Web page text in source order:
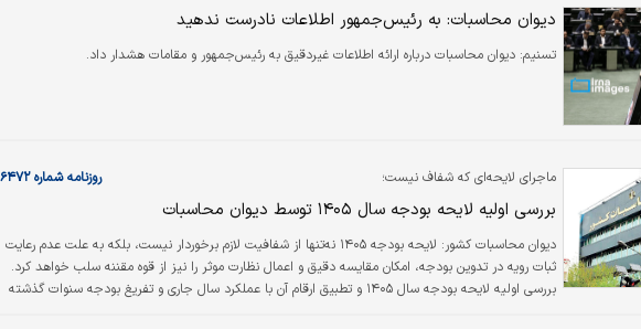
دیوان محاسبات: به رئیس‌جمهور اطلاعات نادرست ندهید
تسنیم: دیوان محاسبات درباره ارائه اطلاعات غیردقیق به رئیس‌جمهور و مقامات هشدار داد.
ماجرای لایحه‌ای که شفاف نیست؛ روزنامه شماره ۶۴۷۲
بررسی اولیه لایحه بودجه سال ۱۴۰۵ توسط دیوان محاسبات
دیوان محاسبات کشور: لایحه بودجه ۱۴۰۵ نه‌تنها از شفافیت لازم برخوردار نیست، بلکه به علت عدم رعایت
ثبات رویه در تدوین بودجه، امکان مقایسه دقیق و اعمال نظارت موثر را نیز از قوه مقننه سلب خواهد کرد.
بررسی اولیه لایحه بودجه سال ۱۴۰۵ و تطبیق ارقام آن با عملکرد سال جاری و تفریغ بودجه سنوات گذشته